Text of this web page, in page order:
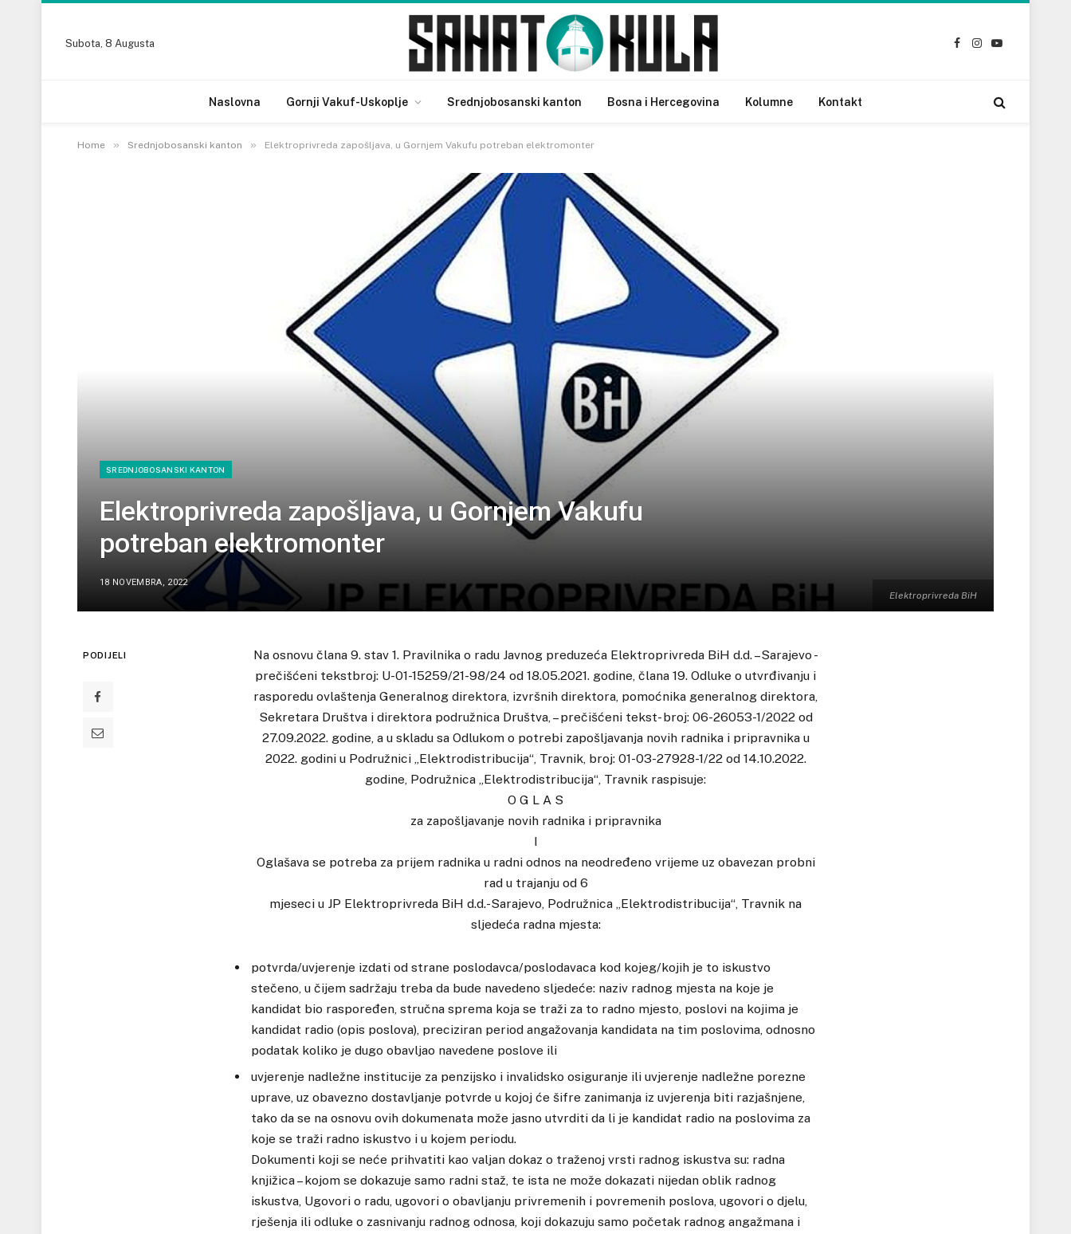
Subota, 8 Augusta
Facebook
Instagram
YouTube
Naslovna Gornji Vakuf-Uskoplje Srednjobosanski kanton Bosna i Hercegovina Kolumne Kontakt
Home » Srednjobosanski kanton » Elektroprivreda zapošljava, u Gornjem Vakufu potreban elektromonter
Elektroprivreda BiH
SREDNJOBOSANSKI KANTON
Elektroprivreda zapošljava, u Gornjem Vakufu
potreban elektromonter
18 NOVEMBRA, 2022
PODIJELI
Na osnovu člana 9. stav 1. Pravilnika o radu Javnog preduzeća Elektroprivreda BiH d.d. –Sarajevo -
prečišćeni tekstbroj: U-01-15259/21-98/24 od 18.05.2021. godine, člana 19. Odluke o utvrđivanju i
rasporedu ovlaštenja Generalnog direktora, izvršnih direktora, pomoćnika generalnog direktora,
Sekretara Društva i direktora podružnica Društva, – prečišćeni tekst- broj: 06-26053-1/2022 od
27.09.2022. godine, a u skladu sa Odlukom o potrebi zapošljavanja novih radnika i pripravnika u
2022. godini u Podružnici „Elektrodistribucija“, Travnik, broj: 01-03-27928-1/22 od 14.10.2022.
godine, Podružnica „Elektrodistribucija“, Travnik raspisuje:
O G L A S
za zapošljavanje novih radnika i pripravnika
I
Oglašava se potreba za prijem radnika u radni odnos na neodređeno vrijeme uz obavezan probni
rad u trajanju od 6
mjeseci u JP Elektroprivreda BiH d.d.-Sarajevo, Podružnica „Elektrodistribucija“, Travnik na
sljedeća radna mjesta:
potvrda/uvjerenje izdati od strane poslodavca/poslodavaca kod kojeg/kojih je to iskustvo
stečeno, u čijem sadržaju treba da bude navedeno sljedeće: naziv radnog mjesta na koje je
kandidat bio raspoređen, stručna sprema koja se traži za to radno mjesto, poslovi na kojima je
kandidat radio (opis poslova), preciziran period angažovanja kandidata na tim poslovima, odnosno
podatak koliko je dugo obavljao navedene poslove ili
uvjerenje nadležne institucije za penzijsko i invalidsko osiguranje ili uvjerenje nadležne porezne
uprave, uz obavezno dostavljanje potvrde u kojoj će šifre zanimanja iz uvjerenja biti razjašnjene,
tako da se na osnovu ovih dokumenata može jasno utvrditi da li je kandidat radio na poslovima za
koje se traži radno iskustvo i u kojem periodu.
Dokumenti koji se neće prihvatiti kao valjan dokaz o traženoj vrsti radnog iskustva su: radna
knjižica – kojom se dokazuje samo radni staž, te ista ne može dokazati nijedan oblik radnog
iskustva, Ugovori o radu, ugovori o obavljanju privremenih i povremenih poslova, ugovori o djelu,
rješenja ili odluke o zasnivanju radnog odnosa, koji dokazuju samo početak radnog angažmana i